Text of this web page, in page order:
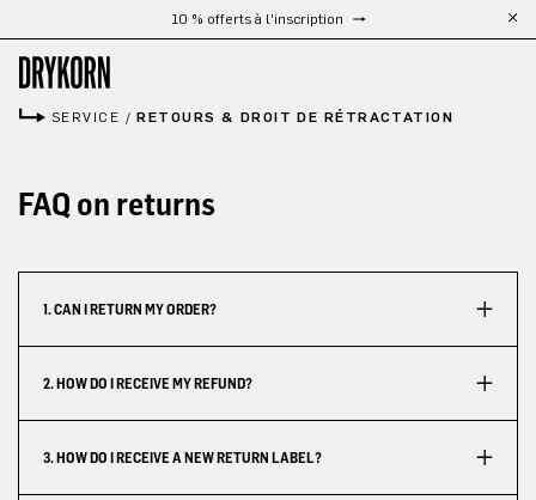
Passer au contenu principal10 % offerts à l'inscription
SERVICE /RETOURS & DROIT DE RÉTRACTATION
FAQ on returns
1. CAN I RETURN MY ORDER?
2. HOW DO I RECEIVE MY REFUND?
3. HOW DO I RECEIVE A NEW RETURN LABEL?